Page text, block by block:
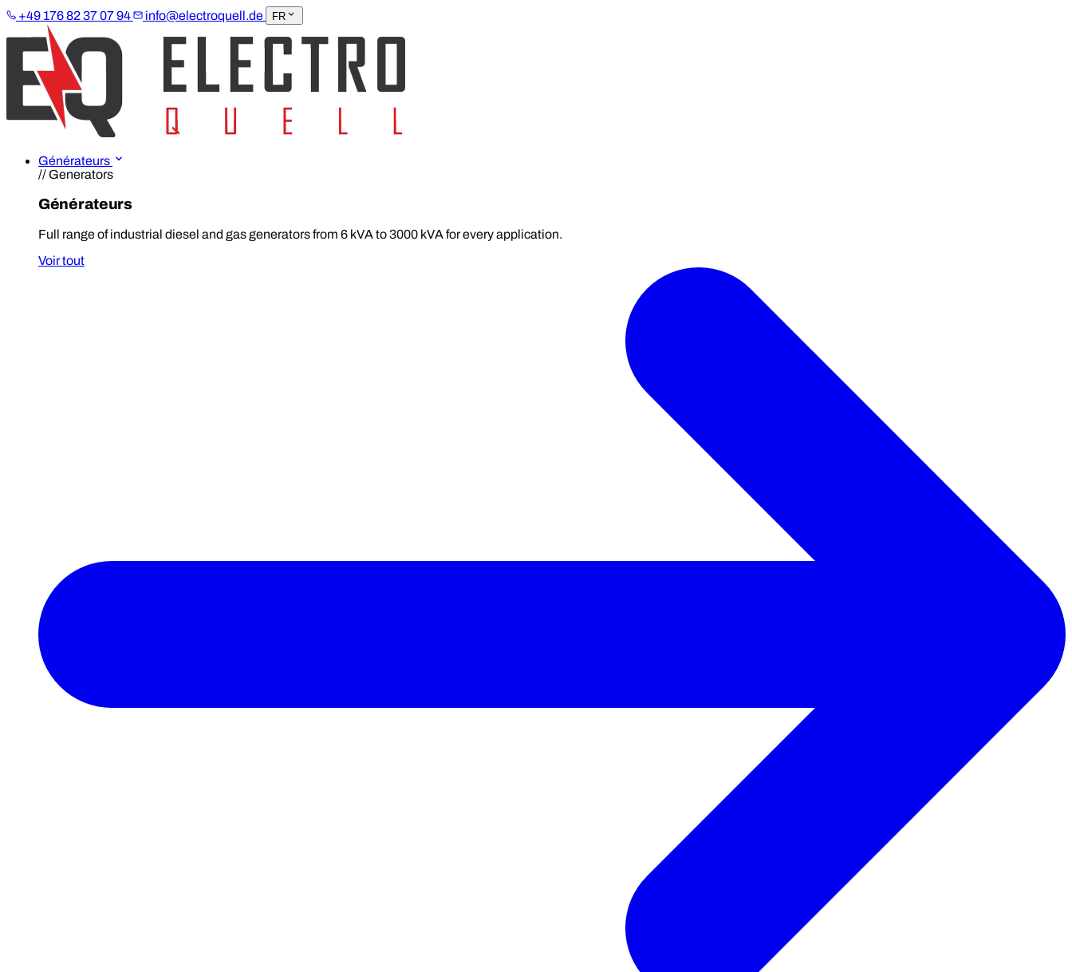
+49 176 82 37 07 94 info@electroquell.de FR
Générateurs
// Generators
Générateurs
Full range of industrial diesel and gas generators from 6 kVA to 3000 kVA for every application.
Voir tout